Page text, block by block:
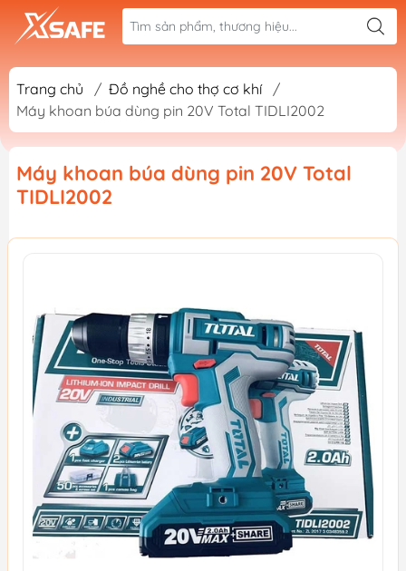
Trang chủ / Đồ nghề cho thợ cơ khí
/
Máy khoan búa dùng pin 20V Total TIDLI2002
Máy khoan búa dùng pin 20V Total
TIDLI2002